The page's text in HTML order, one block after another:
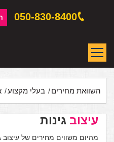
050-830-8400
השוואת מחירים בעלי מקצוע
עיצוב גינות
מהיום משווים מחירים של עיצוב